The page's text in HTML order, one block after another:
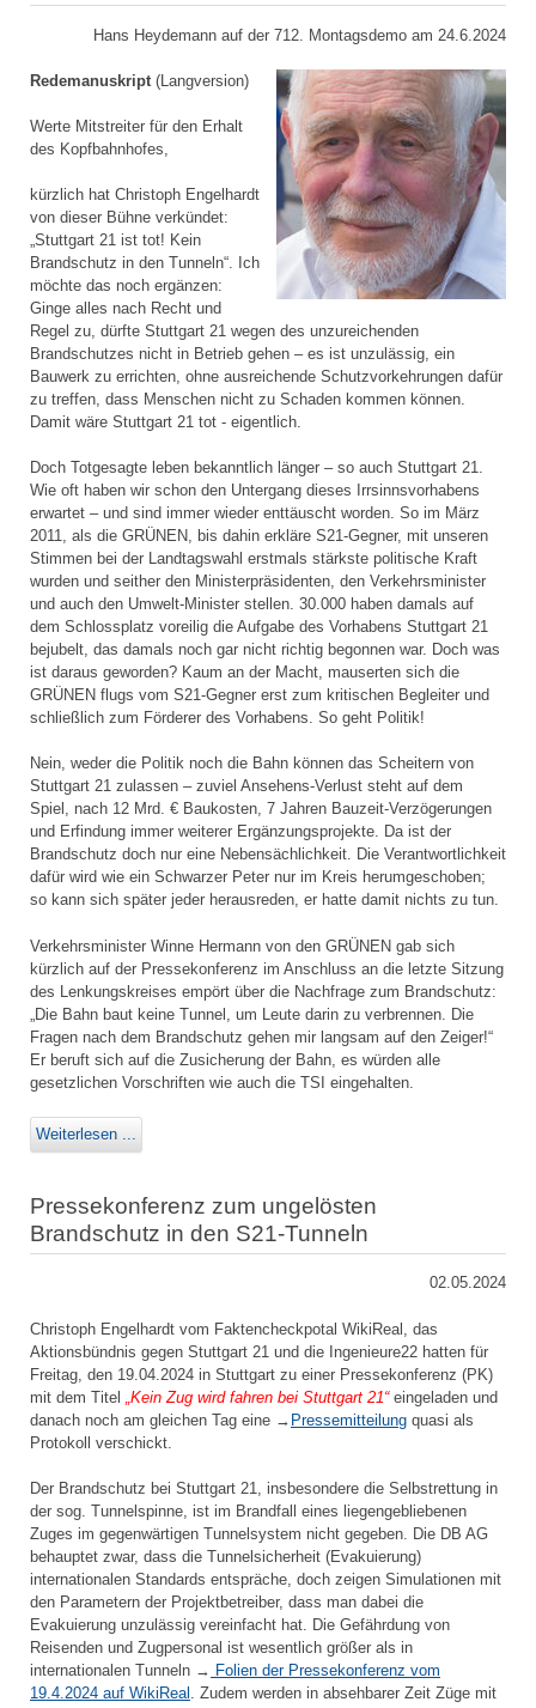
Hans Heydemann auf der 712. Montagsdemo am 24.6.2024
Redemanuskript (Langversion)
Werte Mitstreiter für den Erhalt
des Kopfbahnhofes,
kürzlich hat Christoph Engelhardt
von dieser Bühne verkündet:
„Stuttgart 21 ist tot! Kein
Brandschutz in den Tunneln“. Ich
möchte das noch ergänzen:
Ginge alles nach Recht und
Regel zu, dürfte Stuttgart 21 wegen des unzureichenden
Brandschutzes nicht in Betrieb gehen – es ist unzulässig, ein
Bauwerk zu errichten, ohne ausreichende Schutzvorkehrungen dafür
zu treffen, dass Menschen nicht zu Schaden kommen können.
Damit wäre Stuttgart 21 tot - eigentlich.
Doch Totgesagte leben bekanntlich länger – so auch Stuttgart 21.
Wie oft haben wir schon den Untergang dieses Irrsinnsvorhabens
erwartet – und sind immer wieder enttäuscht worden. So im März
2011, als die GRÜNEN, bis dahin erkläre S21-Gegner, mit unseren
Stimmen bei der Landtagswahl erstmals stärkste politische Kraft
wurden und seither den Ministerpräsidenten, den Verkehrsminister
und auch den Umwelt-Minister stellen. 30.000 haben damals auf
dem Schlossplatz voreilig die Aufgabe des Vorhabens Stuttgart 21
bejubelt, das damals noch gar nicht richtig begonnen war. Doch was
ist daraus geworden? Kaum an der Macht, mauserten sich die
GRÜNEN flugs vom S21-Gegner erst zum kritischen Begleiter und
schließlich zum Förderer des Vorhabens. So geht Politik!
Nein, weder die Politik noch die Bahn können das Scheitern von
Stuttgart 21 zulassen – zuviel Ansehens-Verlust steht auf dem
Spiel, nach 12 Mrd. € Baukosten, 7 Jahren Bauzeit-Verzögerungen
und Erfindung immer weiterer Ergänzungsprojekte. Da ist der
Brandschutz doch nur eine Nebensächlichkeit. Die Verantwortlichkeit
dafür wird wie ein Schwarzer Peter nur im Kreis herumgeschoben;
so kann sich später jeder herausreden, er hatte damit nichts zu tun.
Verkehrsminister Winne Hermann von den GRÜNEN gab sich
kürzlich auf der Pressekonferenz im Anschluss an die letzte Sitzung
des Lenkungskreises empört über die Nachfrage zum Brandschutz:
„Die Bahn baut keine Tunnel, um Leute darin zu verbrennen. Die
Fragen nach dem Brandschutz gehen mir langsam auf den Zeiger!“
Er beruft sich auf die Zusicherung der Bahn, es würden alle
gesetzlichen Vorschriften wie auch die TSI eingehalten.
Weiterlesen ...
Pressekonferenz zum ungelösten
Brandschutz in den S21-Tunneln
02.05.2024
Christoph Engelhardt vom Faktencheckpotal WikiReal, das
Aktionsbündnis gegen Stuttgart 21 und die Ingenieure22 hatten für
Freitag, den 19.04.2024 in Stuttgart zu einer Pressekonferenz (PK)
mit dem Titel „Kein Zug wird fahren bei Stuttgart 21“eingeladen und
danach noch am gleichen Tag eine → Pressemitteilung quasi als
Protokoll verschickt.
Der Brandschutz bei Stuttgart 21, insbesondere die Selbstrettung in
der sog. Tunnelspinne, ist im Brandfall eines liegengebliebenen
Zuges im gegenwärtigen Tunnelsystem nicht gegeben. Die DB AG
behauptet zwar, dass die Tunnelsicherheit (Evakuierung)
internationalen Standards entspräche, doch zeigen Simulationen mit
den Parametern der Projektbetreiber, dass man dabei die
Evakuierung unzulässig vereinfacht hat. Die Gefährdung von
Reisenden und Zugpersonal ist wesentlich größer als in
internationalen Tunneln → Folien der Pressekonferenz vom
19.4.2024 auf WikiReal . Zudem werden in absehbarer Zeit Züge mit